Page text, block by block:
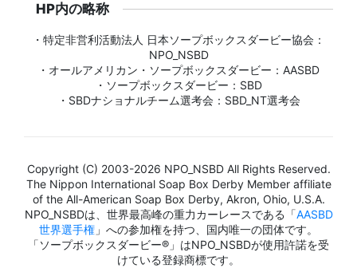
HP内の略称
・特定非営利活動法人 日本ソープボックスダービー協会：
NPO_NSBD
・オールアメリカン・ソープボックスダービー：AASBD
・ソープボックスダービー：SBD
・SBDナショナルチーム選考会：SBD_NT選考会
Copyright (C) 2003-2026 NPO_NSBD All Rights Reserved.
The Nippon International Soap Box Derby Member affiliate
of the All-American Soap Box Derby, Akron, Ohio, U.S.A.
NPO_NSBDは、世界最高峰の重力カーレースである「AASBD
世界選手権 」への参加権を持つ、国内唯一の団体です。
「ソープボックスダービー®」はNPO_NSBDが使用許諾を受
けている登録商標です。